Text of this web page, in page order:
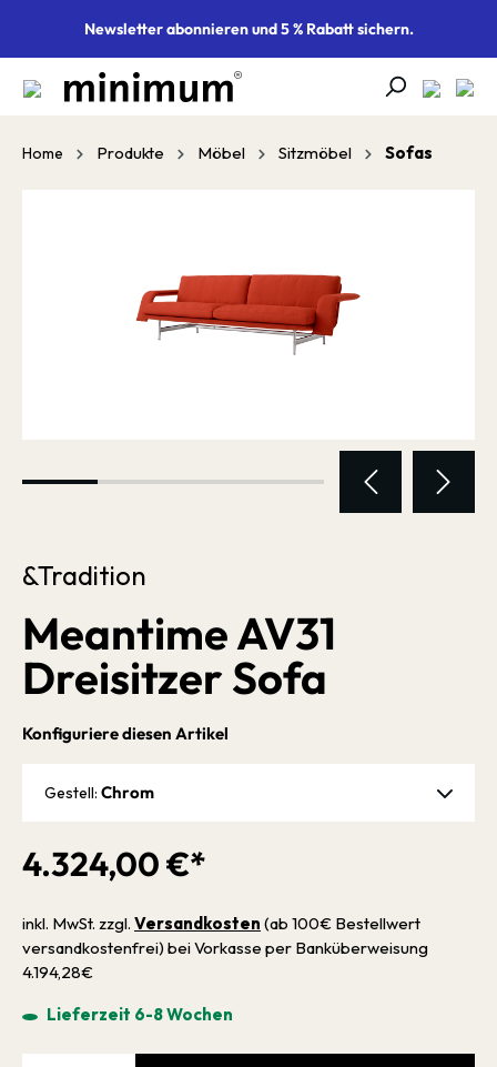
springenNewsletter abonnieren und 5 % Rabatt sichern.
Home Produkte Möbel Sitzmöbel Sofas
&Tradition
Meantime AV31
Dreisitzer Sofa
4.324,00 €*
inkl. MwSt. zzgl. Versandkosten (ab 100€ Bestellwert
versandkostenfrei) bei Vorkasse per Banküberweisung
4.194,28€
Lieferzeit 6-8 Wochen
Konfiguriere diesen Artikel
Gestell: Chrom